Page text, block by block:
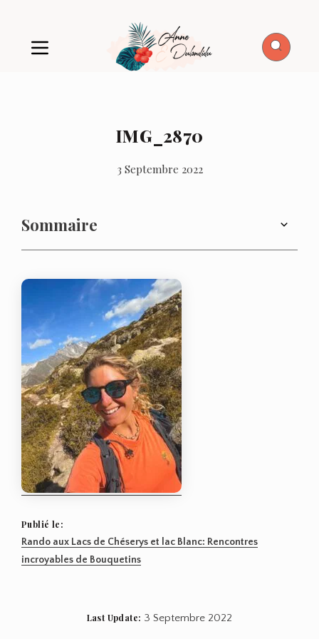
IMG_2870
3 Septembre 2022
Sommaire
Publié le:
Navigation
de
Rando aux Lacs de Chéserys et lac Blanc: Rencontres
incroyables de Bouquetins
Last Update: 3 Septembre 2022